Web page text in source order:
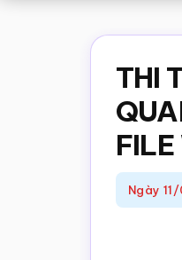
-
Học
toán
toán,
Sách
khoa
Toán,
trắc
nghiệm
THI
Ngày